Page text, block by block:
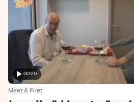
00:20
Meet & Friet